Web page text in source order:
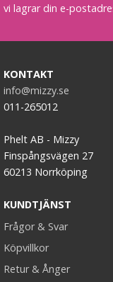
vi lagrar din e-
KONTAKT
info@mizzy.se
011-265012
Phelt AB - Mizzy
Finspångsvägen 27
60213 Norrköping
KUNDTJÄNST
Frågor & Svar
Köpvillkor
Retur & Ånger